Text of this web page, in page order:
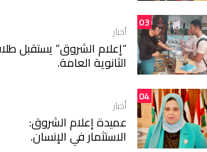
03
أخبار
“إعلام الشروق” يستقبل
الثانوية العامة.
04
أخبار
عميدة إعلام الشروق:
الاستثمار في الإنسان.